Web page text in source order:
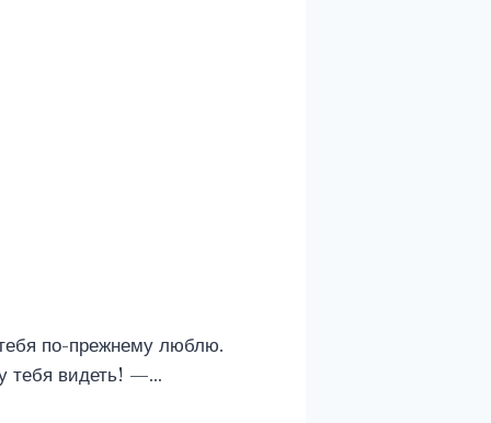
по-прежнему люблю.
тебя видеть! —…